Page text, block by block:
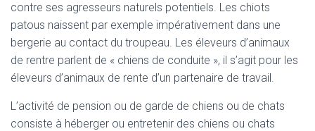
contre ses agresseurs naturels potentiels. Les chiots
patous naissent par exemple impérativement dans une
bergerie au contact du troupeau. Les éleveurs d’animaux
de rentre parlent de « chiens de conduite », il s’agit pour les
éleveurs d’animaux de rente d’un partenaire de travail.
L’activité de pension ou de garde de chiens ou de chats
consiste à héberger ou entretenir des chiens ou chats